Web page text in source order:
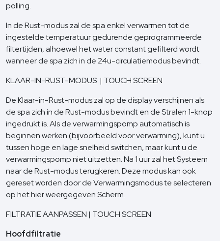
polling.
In de Rust-modus zal de spa enkel verwarmen tot de
ingestelde temperatuur gedurende geprogrammeerde
filtertijden, alhoewel het water constant gefilterd wordt
wanneer de spa zich in de 24u-circulatiemodus bevindt.
KLAAR-IN-RUST-MODUS | TOUCH SCREEN
De Klaar-in-Rust-modus zal op de display verschijnen als
de spa zich in de Rust-modus bevindt en de Stralen 1-knop
ingedrukt is. Als de verwarmingspomp automatisch is
beginnen werken (bijvoorbeeld voor verwarming), kunt u
tussen hoge en lage snelheid switchen, maar kunt u de
verwarmingspomp niet uitzetten. Na 1 uur zal het Systeem
naar de Rust-modus terugkeren. Deze modus kan ook
gereset worden door de Verwarmingsmodus te selecteren
op het hier weergegeven Scherm.
FILTRATIE AANPASSEN | TOUCH SCREEN
Hoofdfiltratie